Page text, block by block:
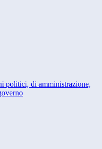
politici, di amministrazione,